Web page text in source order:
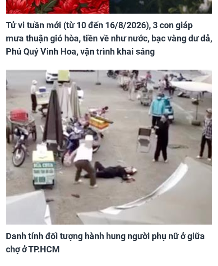
Tử vi tuần mới (từ 10 đến 16/8/2026), 3 con giáp
mưa thuận gió hòa, tiền về như nước, bạc vàng dư dả,
Phú Quý Vinh Hoa, vận trình khai sáng
Danh tính đối tượng hành hung người phụ nữ ở giữa
chợ ở TP.HCM